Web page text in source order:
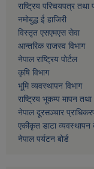
राष्ट्रिय परिचयपत्र तथा
नमाेबुद्ध ई हाजिरी
विस्तृत एसएमएस सेवा
आन्तरिक राजस्व विभाग
नेपाल राष्ट्रिय पोर्टल
कृषि विभाग
भूमि व्यवस्थापन विभाग
राष्ट्रिय भूकम्प मापन
नेपाल दूरसञ्चार
एकीकृत डाटा व्यवस्थापन
नेपाल पर्यटन बोर्ड